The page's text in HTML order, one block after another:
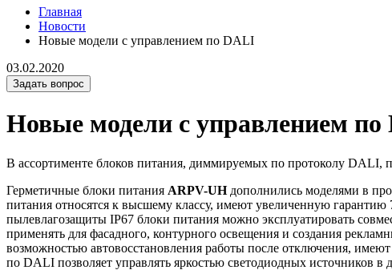
Главная
Новости
Новые модели с управлением по DALI
03.02.2020
Задать вопрос
Новые модели с управлением
В ассортименте блоков питания, диммируемых по протоколу DALI,
Герметичные блоки питания ARPV-UHдополнились моделями в
питания относятся к высшему классу, имеют увеличенную
пылевлагозащиты IP67 блоки питания можно эксплуатировать
применять для фасадного, контурного освещения и создания
возможностью автовосстановления работы после отключения,
по DALI позволяет управлять яркостью светодиодных источников в